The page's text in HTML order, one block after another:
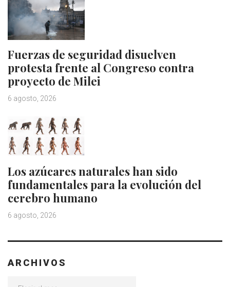
Fuerzas de seguridad disuelven
protesta frente al Congreso contra
proyecto de Milei
6 agosto, 2026
Los azúcares naturales han sido
fundamentales para la evolución del
cerebro humano
6 agosto, 2026
ARCHIVOS